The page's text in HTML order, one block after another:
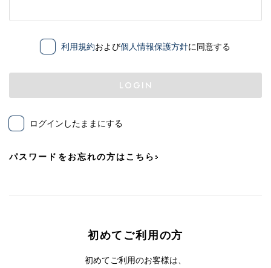
利用規約および個人情報保護方針に同意する
LOGIN
ログインしたままにする
パスワードをお忘れの方はこちら
初めてご利用の方
初めてご利用のお客様は、